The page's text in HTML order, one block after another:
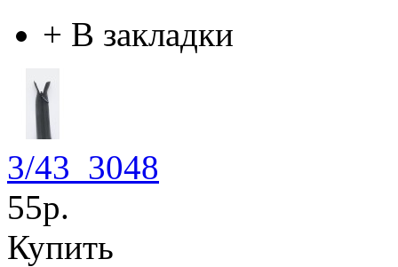
+ В закладки
3/43_3048
55р.
Купить